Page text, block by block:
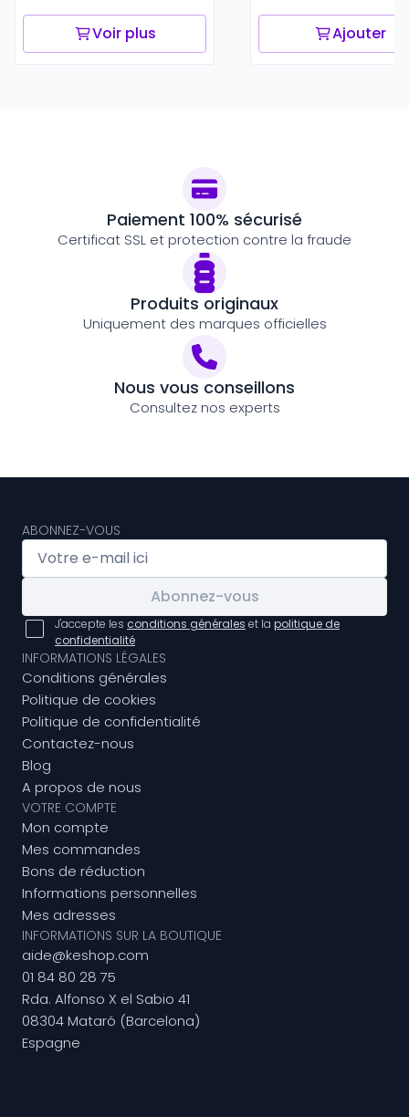
Voir plus Ajouter
Paiement 100% sécurisé
Certificat SSL et protection contre la fraude
Produits originaux
Uniquement des marques officielles
Nous vous conseillons
Consultez nos experts
ABONNEZ-VOUS
Abonnez-vous
J'accepte les conditions générales et la politique de
confidentialité
INFORMATIONS LÉGALES
Conditions générales
Politique de cookies
Politique de confidentialité
Contactez-nous
Blog
A propos de nous
VOTRE COMPTE
Mon compte
Mes commandes
Bons de réduction
Informations personnelles
Mes adresses
INFORMATIONS SUR LA BOUTIQUE
aide@keshop.com
01 84 80 28 75
Rda. Alfonso X el Sabio 41
08304 Mataró (Barcelona)
Espagne